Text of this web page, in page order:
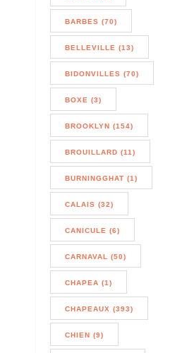
BARBES (70)
BELLEVILLE (13)
BIDONVILLES (70)
BOXE (3)
BROOKLYN (154)
BROUILLARD (11)
BURNINGGHAT (1)
CALAIS (32)
CANICULE (6)
CARNAVAL (50)
CHAPEA (1)
CHAPEAUX (393)
CHIEN (9)